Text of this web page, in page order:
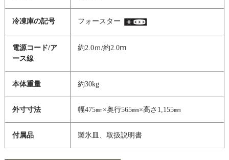
冷凍庫の記号 フォースター
電源コード/ア
ース線
約2.0ｍ/約2.0ⅿ
本体重量 約30kg
外寸寸法 幅475㎜×奥行565㎜×高さ1,155㎜
付属品 製氷皿、取扱説明書